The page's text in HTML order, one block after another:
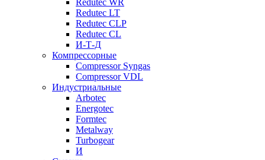
Redutec WR
Redutec LT
Redutec CLP
Redutec CL
И-Т-Д
Компрессорные
Compressor Syngas
Compressor VDL
Индустриальные
Arbotec
Energotec
Formtec
Metalway
Turbogear
И